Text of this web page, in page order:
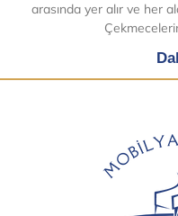
arasında yer alır ve her